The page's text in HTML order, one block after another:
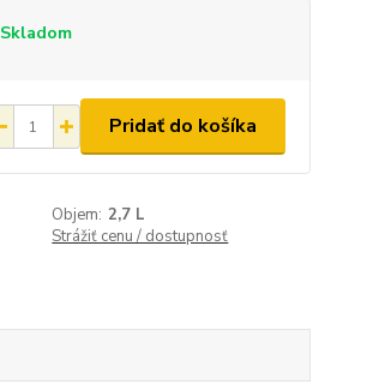
Skladom
Pridať do košíka
Objem: 2,7 L
Strážiť cenu / dostupnosť